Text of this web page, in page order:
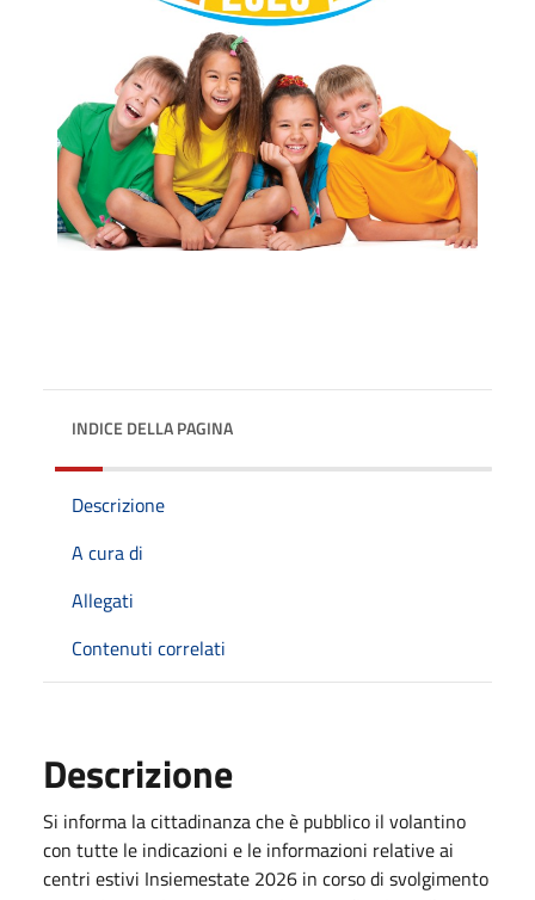
INDICE DELLA PAGINA
Descrizione
A cura di
Allegati
Contenuti correlati
Descrizione
Si informa la cittadinanza che è pubblico il volantino
con tutte le indicazioni e le informazioni relative ai
centri estivi Insiemestate 2026 in corso di svolgimento